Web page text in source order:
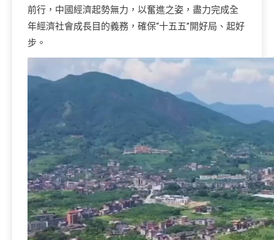
前行，中國經濟起勢無力，以奮進之姿，盡力完成全
年經濟社會成長目的義務，確保“十五五”開好局、起好
步。